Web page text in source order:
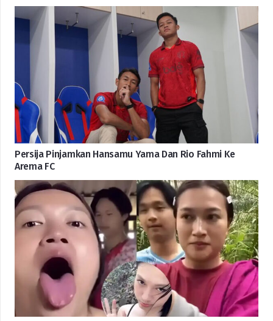
Persija Pinjamkan Hansamu Yama Dan Rio Fahmi Ke
Arema FC